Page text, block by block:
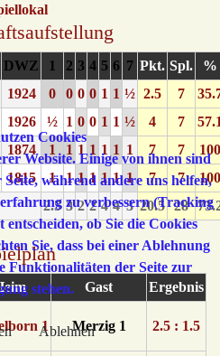
DWZ 1 2 3 4 5 6 7 Pkt. Spl.
%
1924 0 0 0 0 1 1 ½ 2.5 7
1926 ½ 1 0 0 1 1 ½ 4 7
1874 1 1 1 1 1 1 1 7 7
100
1815 1 1 1 1 1 1 1 7 7
100
2.5 3 2 2 4 4 3 20.5 28
Gast Ergebnis
1 Merzig 1 2.5 : 1.5
Cookies
Website. Einige von ihnen sind
während andere uns helfen,
zu verbessern (Tracking
entscheiden, ob Sie die Cookies
Sie, dass bei einer Ablehnung
Funktionalitäten der Seite zur
stehen.
Ablehnen